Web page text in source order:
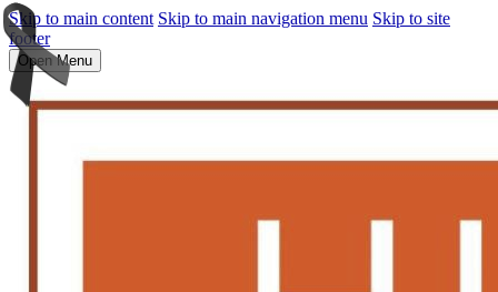
Skip to main content Skip to main navigation menu Skip to site
footer
Open Menu